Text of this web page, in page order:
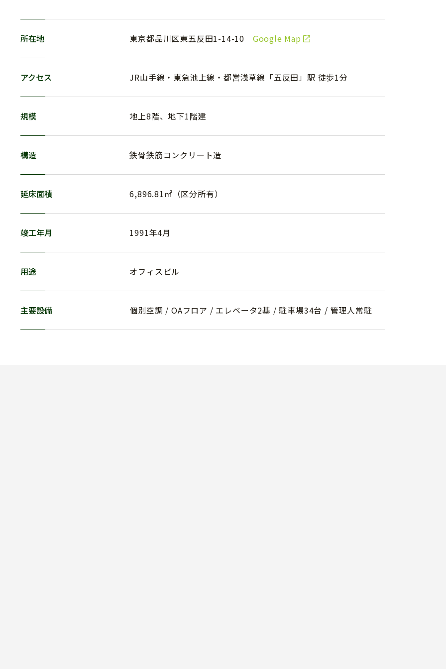
所在地 東京都品川区東五反田1-14-10 Google Map
アクセス JR山手線・東急池上線・都営浅草線「五反田」駅 徒歩1分
規模 地上8階、地下1階建
構造 鉄骨鉄筋コンクリート造
延床面積 6,896.81㎡（区分所有）
竣工年月 1991年4月
用途 オフィスビル
主要設備 個別空調 / OAフロア / エレベータ2基 / 駐車場34台 / 管理人常駐